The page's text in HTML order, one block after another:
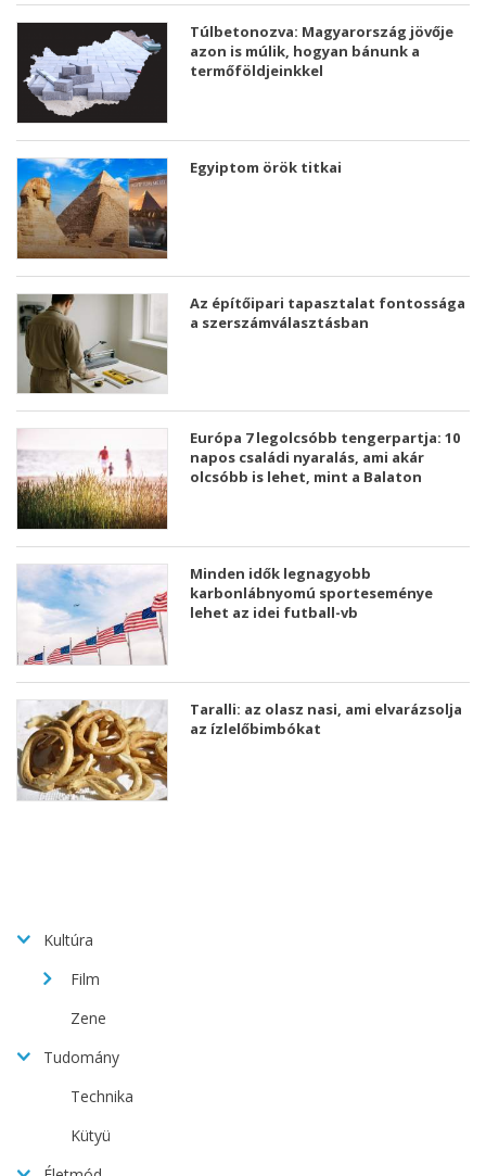
Túlbetonozva: Magyarország jövője
azon is múlik, hogyan bánunk a
termőföldjeinkkel
Egyiptom örök titkai
Az építőipari tapasztalat fontossága
a szerszámválasztásban
Európa 7 legolcsóbb tengerpartja: 10
napos családi nyaralás, ami akár
olcsóbb is lehet, mint a Balaton
Minden idők legnagyobb
karbonlábnyomú sporteseménye
lehet az idei futball-vb
Taralli: az olasz nasi, ami elvarázsolja
az ízlelőbimbókat
Kultúra
Film
Zene
Tudomány
Technika
Kütyü